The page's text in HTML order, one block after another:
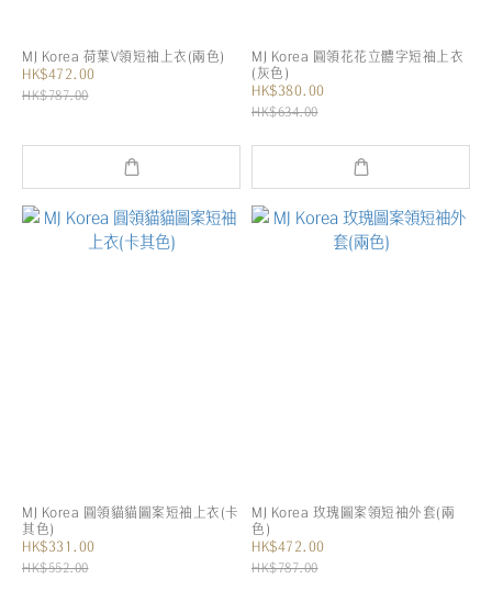
MJ Korea 荷葉V領短袖上衣(兩色)
HK$472.00
HK$787.00
MJ Korea 圓領花花立體字短袖上衣
(灰色)
HK$380.00
HK$634.00
MJ Korea 圓領貓貓圖案短袖上衣(卡
其色)
HK$331.00
HK$552.00
MJ Korea 玫瑰圖案領短袖外套(兩
色)
HK$472.00
HK$787.00